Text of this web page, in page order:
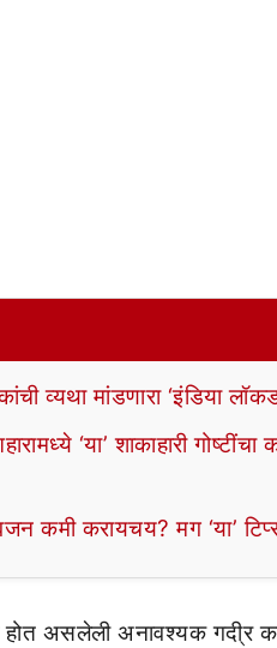
व्यथा मांडणारा ‘इंडिया
‘या’ शाकाहारी गोष्टींचा
कमी करायचय? मग ‘या’
होत असलेली अनावश्यक गदी्र